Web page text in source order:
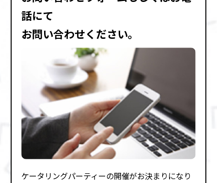
話にて
お問い合わせください。
ケータリングパーティーの開催がお決まりになり